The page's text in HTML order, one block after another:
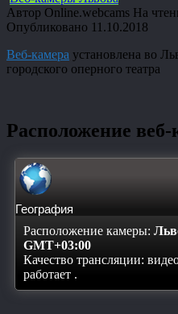
Автор Online.webcams На
Опубликовано 11.10.2018
Веб-камера установлена во
городского оперного театра
Расположение
География
Расположение камеры:
GMT+03:00
Качество трансляции:
работает .